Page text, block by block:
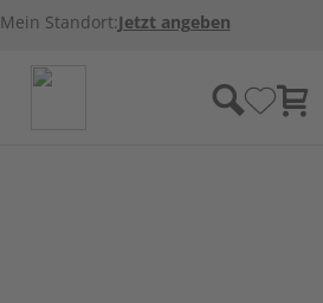
Mein Standort:Jetzt angeben